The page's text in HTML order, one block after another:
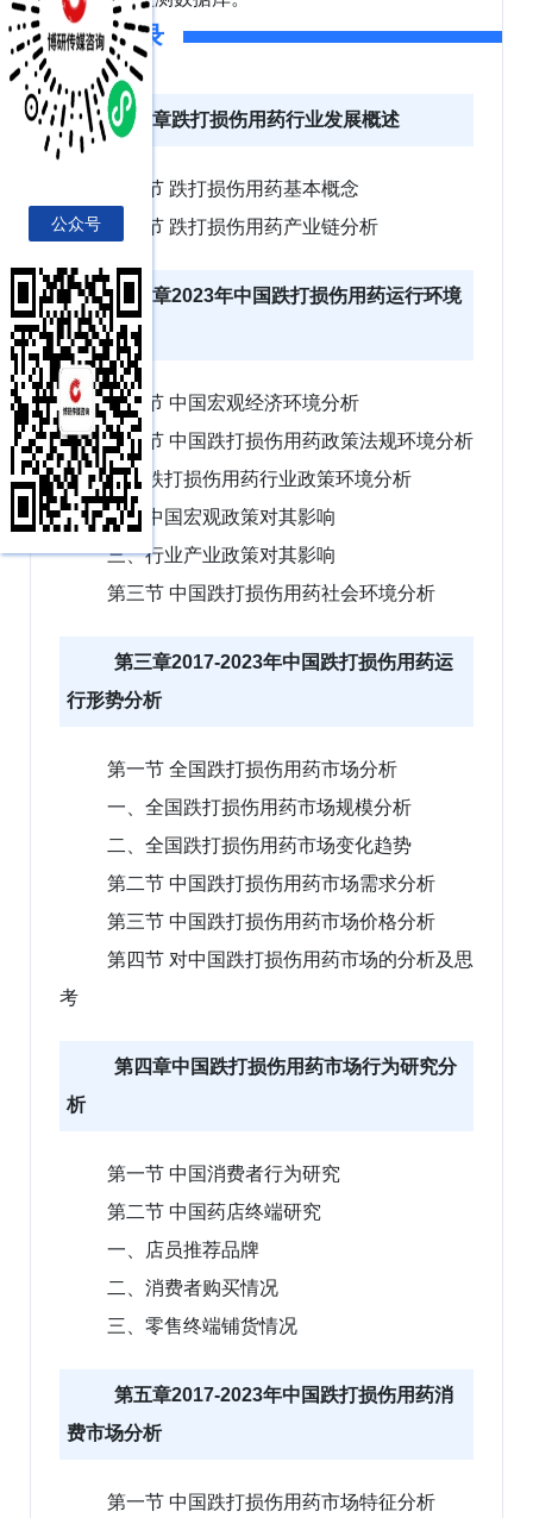
报告目录
第一章跌打损伤用药行业发展概述
第一节 跌打损伤用药基本概念
第二节 跌打损伤用药产业链分析
第二章2023年中国跌打损伤用药运行环境
分析
第一节 中国宏观经济环境分析
第二节 中国跌打损伤用药政策法规环境分析
一、跌打损伤用药行业政策环境分析
二、中国宏观政策对其影响
三、行业产业政策对其影响
第三节 中国跌打损伤用药社会环境分析
第三章2017-2023年中国跌打损伤用药运
行形势分析
第一节 全国跌打损伤用药市场分析
一、全国跌打损伤用药市场规模分析
二、全国跌打损伤用药市场变化趋势
第二节 中国跌打损伤用药市场需求分析
第三节 中国跌打损伤用药市场价格分析
第四节 对中国跌打损伤用药市场的分析及思
考
第四章中国跌打损伤用药市场行为研究分
析
第一节 中国消费者行为研究
第二节 中国药店终端研究
一、店员推荐品牌
二、消费者购买情况
三、零售终端铺货情况
第五章2017-2023年中国跌打损伤用药消
费市场分析
第一节 中国跌打损伤用药市场特征分析
公众号